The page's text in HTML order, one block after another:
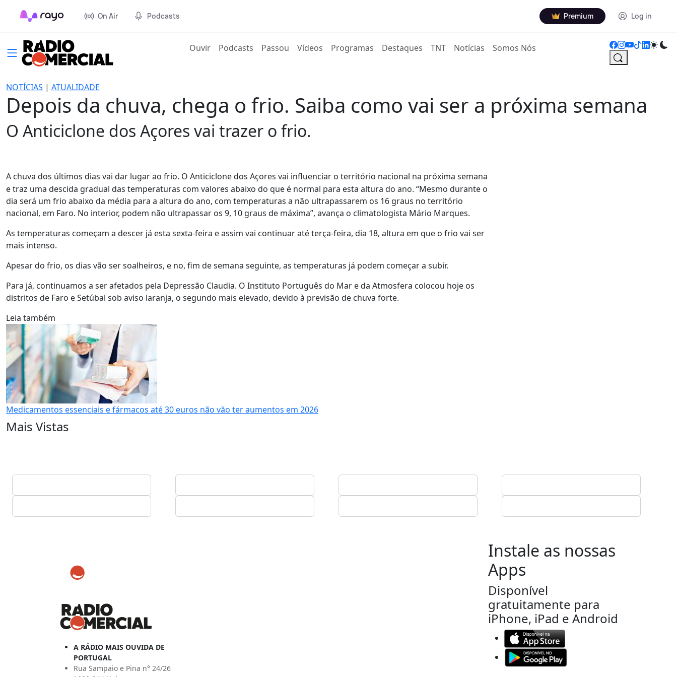
On Air Podcasts Premium Log in
Ouvir(current)
Podcasts Passou Vídeos Programas Destaques TNT Notícias Somos Nós
NOTÍCIAS | ATUALIDADE
Depois da chuva, chega o frio. Saiba como vai ser a próxima semana
O Anticiclone dos Açores vai trazer o frio.
A chuva dos últimos dias vai dar lugar ao frio. O Anticiclone dos Açores vai influenciar o território nacional na próxima semana
e traz uma descida gradual das temperaturas com valores abaixo do que é normal para esta altura do ano. “Mesmo durante o
dia será um frio abaixo da média para a altura do ano, com temperaturas a não ultrapassarem os 16 graus no território
nacional, em Faro. No interior, podem não ultrapassar os 9, 10 graus de máxima”, avança o climatologista Mário Marques.
As temperaturas começam a descer já esta sexta-feira e assim vai continuar até terça-feira, dia 18, altura em que o frio vai ser
mais intenso.
Apesar do frio, os dias vão ser soalheiros, e no, fim de semana seguinte, as temperaturas já podem começar a subir.
Para já, continuamos a ser afetados pela Depressão Claudia. O Instituto Português do Mar e da Atmosfera colocou hoje os
distritos de Faro e Setúbal sob aviso laranja, o segundo mais elevado, devido à previsão de chuva forte.
Leia também
Medicamentos essenciais e fármacos até 30 euros não vão ter aumentos em 2026
Mais Vistas
A RÁDIO MAIS OUVIDA DE
PORTUGAL
Rua Sampaio e Pina n° 24/26
Instale as nossas
Apps
Disponível
gratuitamente para
iPhone, iPad e Android